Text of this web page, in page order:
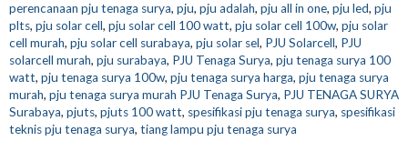
perencanaan pju tenaga surya, pju, pju adalah, pju all in one, pju led, pju
plts, pju solar cell, pju solar cell 100 watt, pju solar cell 100w, pju solar
cell murah, pju solar cell surabaya, pju solar sel, PJU Solarcell, PJU
solarcell murah, pju surabaya, PJU Tenaga Surya, pju tenaga surya 100
watt, pju tenaga surya 100w, pju tenaga surya harga, pju tenaga surya
murah, pju tenaga surya murah PJU Tenaga Surya, PJU TENAGA SURYA
Surabaya, pjuts, pjuts 100 watt, spesifikasi pju tenaga surya, spesifikasi
teknis pju tenaga surya, tiang lampu pju tenaga surya